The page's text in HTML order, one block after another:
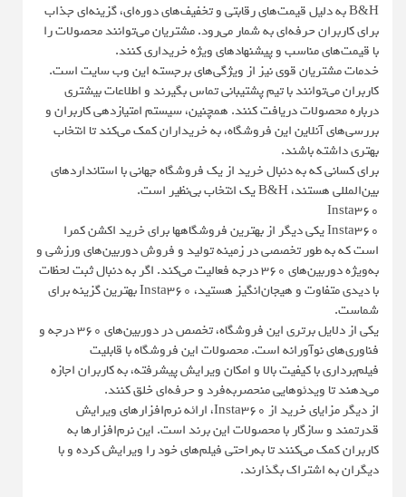
B&H به دلیل قیمت‌های رقابتی و تخفیف‌های دوره‌ای، گزینه‌ای جذاب
برای کاربران حرفه‌ای به شمار می‌رود. مشتریان می‌توانند محصولات را
با قیمت‌های مناسب و پیشنهادهای ویژه خریداری کنند.
خدمات مشتریان قوی نیز از ویژگی‌های برجسته این وب سایت است.
کاربران می‌توانند با تیم پشتیبانی تماس بگیرند و اطلاعات بیشتری
درباره محصولات دریافت کنند. همچنین، سیستم امتیازدهی کاربران و
بررسی‌های آنلاین این فروشگاه، به خریداران کمک می‌کند تا انتخاب
بهتری داشته باشند.
برای کسانی که به دنبال خرید از یک فروشگاه جهانی با استانداردهای
بین‌المللی هستند، B&H یک انتخاب بی‌نظیر است.
Insta360
Insta360 یکی دیگر از بهترین فروشگاهها برای خرید اکشن کمرا
است که به طور تخصصی در زمینه تولید و فروش دوربین‌های ورزشی و
به‌ویژه دوربین‌های 360 درجه فعالیت می‌کند. اگر به دنبال ثبت لحظات
با دیدی متفاوت و هیجان‌انگیز هستید، Insta360 بهترین گزینه برای
شماست.
یکی از دلایل برتری این فروشگاه، تخصص در دوربین‌های 360 درجه و
فناوری‌های نوآورانه است. محصولات این فروشگاه با قابلیت
فیلم‌برداری با کیفیت بالا و امکان ویرایش پیشرفته، به کاربران اجازه
می‌دهند تا ویدئوهایی منحصربه‌فرد و حرفه‌ای خلق کنند.
از دیگر مزایای خرید از Insta360، ارائه نرم‌افزارهای ویرایش
قدرتمند و سازگار با محصولات این برند است. این نرم‌افزارها به
کاربران کمک می‌کنند تا به‌راحتی فیلم‌های خود را ویرایش کرده و با
دیگران به اشتراک بگذارند.